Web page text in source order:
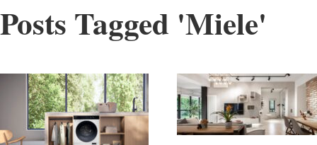
Posts Tagged 'Miele'